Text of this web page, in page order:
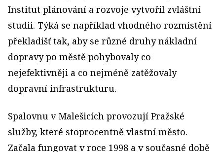
Institut plánování a rozvoje vytvořil zvláštní
studii. Týká se například vhodného rozmístění
překladišť tak, aby se různé druhy nákladní
dopravy po městě pohybovaly co
nejefektivněji a co nejméně zatěžovaly
dopravní infrastrukturu.
Spalovnu v Malešicích provozují Pražské
služby, které stoprocentně vlastní město.
Začala fungovat v roce 1998 a v současné době